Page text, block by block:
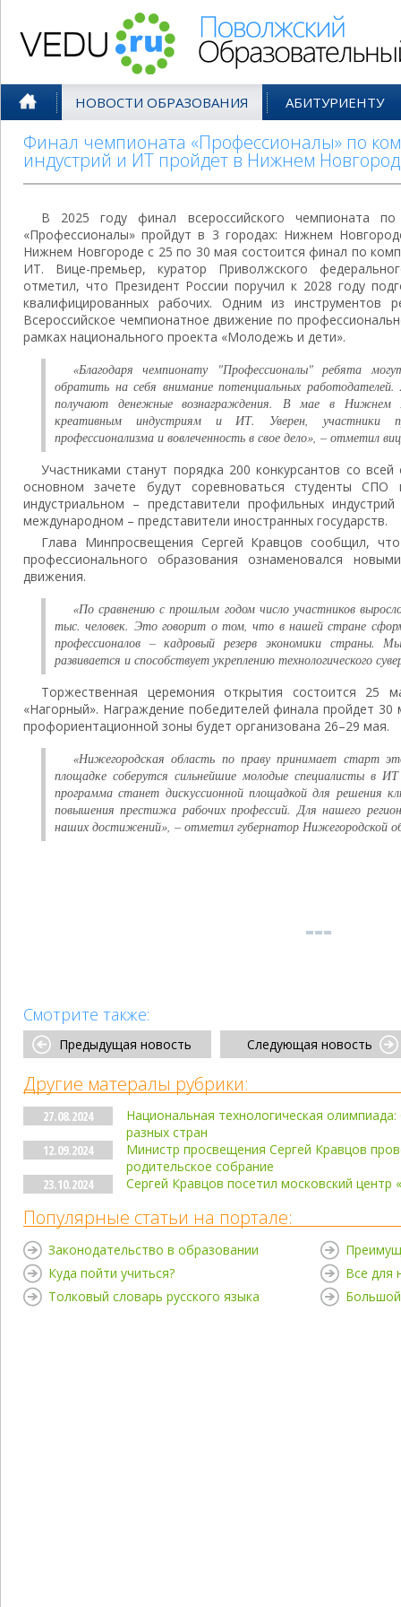
НОВОСТИ ОБРАЗОВАНИЯ АБИТУРИЕНТУ
Финал чемпионата «Профессионалы» по
индустрий и ИТ пройдет в Нижнем
В 2025 году финал всероссийского чемпионата по
«Профессионалы» пройдут в 3 городах: Нижнем
Нижнем Новгороде с 25 по 30 мая состоится финал по
ИТ. Вице-премьер, куратор Приволжского
отметил, что Президент России поручил к 2028 году
квалифицированных рабочих. Одним из инструментов
Всероссийское чемпионатное движение по
рамках национального проекта «Молодежь и дети».
«Благодаря чемпионату "Профессионалы" ребята
обратить на себя внимание потенциальных
получают денежные вознаграждения. В мае в Нижнем
креативным индустриям и ИТ. Уверен, участники
профессионализма и вовлеченность в свое дело», – отметил
Участниками станут порядка 200 конкурсантов со
основном зачете будут соревноваться студенты
индустриальном – представители профильных
международном – представители иностранных государств.
Глава Минпросвещения Сергей Кравцов сообщил,
профессионального образования ознаменовался
движения.
«По сравнению с прошлым годом число участников
тыс. человек. Это говорит о том, что в нашей стране
профессионалов – кадровый резерв экономики
развивается и способствует укреплению технологического
Торжественная церемония открытия состоится 25
«Нагорный». Награждение победителей финала пройдет
профориентационной зоны будет организована 26–29 мая.
«Нижегородская область по праву принимает старт
площадке соберутся сильнейшие молодые специалисты в
программа станет дискуссионной площадкой для решения
повышения престижа рабочих профессий. Для нашего
наших достижений», – отметил губернатор Нижегородской
Смотрите также:
Предыдущая новость Следующая новость
Другие матералы рубрики:
27.08.2024
Национальная технологическая
разных стран
12.09.2024
Министр просвещения Сергей Кравцов
родительское собрание
23.10.2024
Сергей Кравцов посетил московский центр
Популярные статьи на портале:
Законодательство в образовании
Куда пойти учиться?
Толковый словарь русского языка
Все для
Большой